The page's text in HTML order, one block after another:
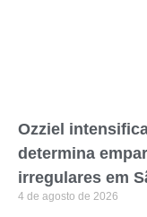
Ozziel
determina
irregulares em
4 de agosto de 2026